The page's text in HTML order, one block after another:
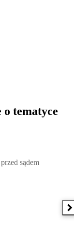
tematyce
lekarskim,
sądem